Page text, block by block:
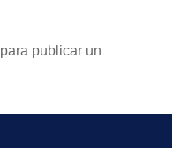
para publicar un